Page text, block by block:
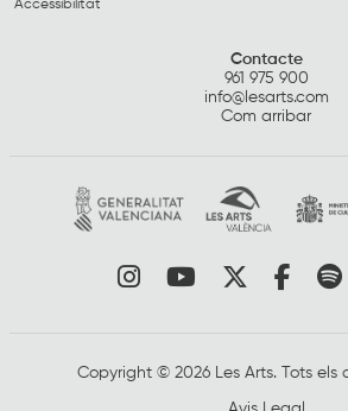
Accessibilitat
Contacte
961 975 900
info@lesarts.com
Com arribar
Link a instagram
Link aLink a
Copyright © 2026 Les Arts. Tots els